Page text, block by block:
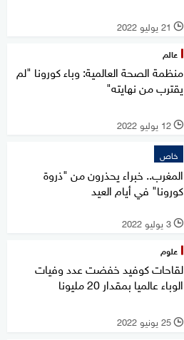
l 21 يوليو 2022
عالم
منظمة الصحة العالمية: وباء كورونا "لم
يقترب من نهايته"
l 12 يوليو 2022
خاص
المغرب.. خبراء يحذرون من "ذروة
كورونا" في أيام العيد
l 3 يوليو 2022
علوم
لقاحات كوفيد خفضت عدد وفيات
الوباء عالميا بمقدار 20 مليونا
l 25 يونيو 2022